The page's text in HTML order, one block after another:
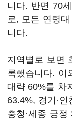
니다. 반면 70
로, 모든 연령
니다.
지역별로 보면
록했습니다. 이
대략 60%를 차
63.4%, 경기·
충청·세종 긍